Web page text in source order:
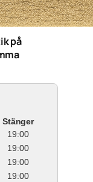
på
Stänger
19:00
19:00
19:00
19:00